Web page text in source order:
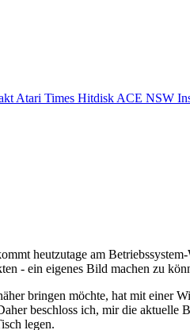
Atari Times Hitdisk ACE NSW
heutzutage am
- ein eigenes Bild machen zu
bringen möchte, hat mit einer
beschloss ich, mir die
legen.